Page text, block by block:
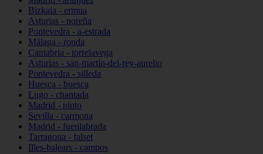
Bizkaia - ermua
Asturias - noreña
Pontevedra - a-estrada
Málaga - ronda
Cantabria - torrelavega
Asturias - san-martín-del-rey-aurelio
Pontevedra - silleda
Huesca - huesca
Lugo - chantada
Madrid - pinto
Sevilla - carmona
Madrid - fuenlabrada
Tarragona - falset
Illes-balears - campos